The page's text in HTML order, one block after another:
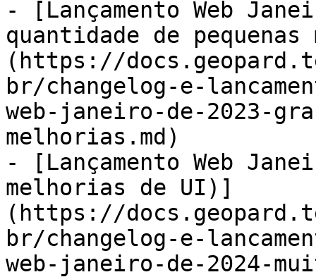
- [Lançamento Web
quantidade de
(https://
br/changelog-e-
web-janeiro-de-2023-
melhorias.md)
- [Lançamento Web
melhorias de UI)]
(https://
br/changelog-e-
web-janeiro-de-2024-